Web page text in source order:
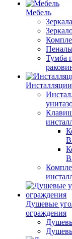
Мебель
Зеркала
Тумба
Инсталляции
Душевые
ограждения